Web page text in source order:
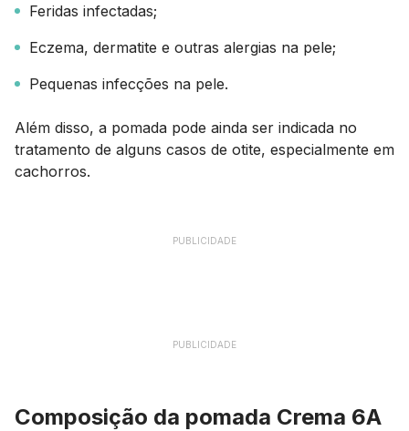
Feridas infectadas;
Eczema, dermatite e outras alergias na pele;
Pequenas infecções na pele.
Além disso, a pomada pode ainda ser indicada no
tratamento de alguns casos de otite, especialmente em
cachorros.
PUBLICIDADE
PUBLICIDADE
Composição da pomada Crema 6A